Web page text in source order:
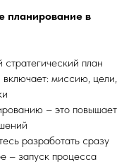
планирование в
план
миссию, цели,
– это повышает
разработать сразу
– запуск процесса